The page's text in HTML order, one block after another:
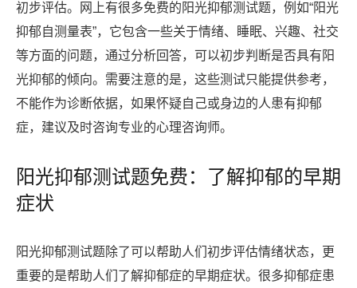
初步评估。网上有很多免费的阳光抑郁测试题，例如“阳光
抑郁自测量表”，它包含一些关于情绪、睡眠、兴趣、社交
等方面的问题，通过分析回答，可以初步判断是否具有阳
光抑郁的倾向。需要注意的是，这些测试只能提供参考，
不能作为诊断依据，如果怀疑自己或身边的人患有抑郁
症，建议及时咨询专业的心理咨询师。
阳光抑郁测试题免费：了解抑郁的早期
症状
阳光抑郁测试题除了可以帮助人们初步评估情绪状态，更
重要的是帮助人们了解抑郁症的早期症状。很多抑郁症患